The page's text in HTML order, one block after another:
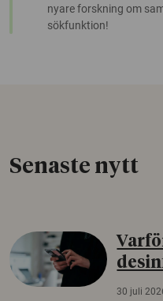
nyare forskning om
sökfunktion!
Senaste nytt
30 juli